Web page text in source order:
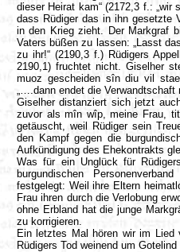
dieser Heirat kam“ (2172,3 f.:
dass Rüdiger das in ihn gesetzte
in den Krieg zieht. Der Markgraf
Vaters büßen zu lassen: „Lasst
zu ihr!“ (2190,3 f.) Rüdigers
2190,1) fruchtet nicht. Giselher
muoz gescheiden sîn diu vil
„….dann endet die Verwandtschaft
Giselher distanziert sich jetzt
zuvor als mîn wîp, meine Frau,
getäuscht, weil Rüdiger sein
den Kampf gegen die
Aufkündigung des Ehekontrakts
Was für ein Unglück für
burgundischen
festgelegt: Weil ihre Eltern
Frau ihren durch die Verlobung
ohne Erbland hat die junge
zu korrigieren.
Ein letztes Mal hören wir im
Rüdigers Tod weinend um